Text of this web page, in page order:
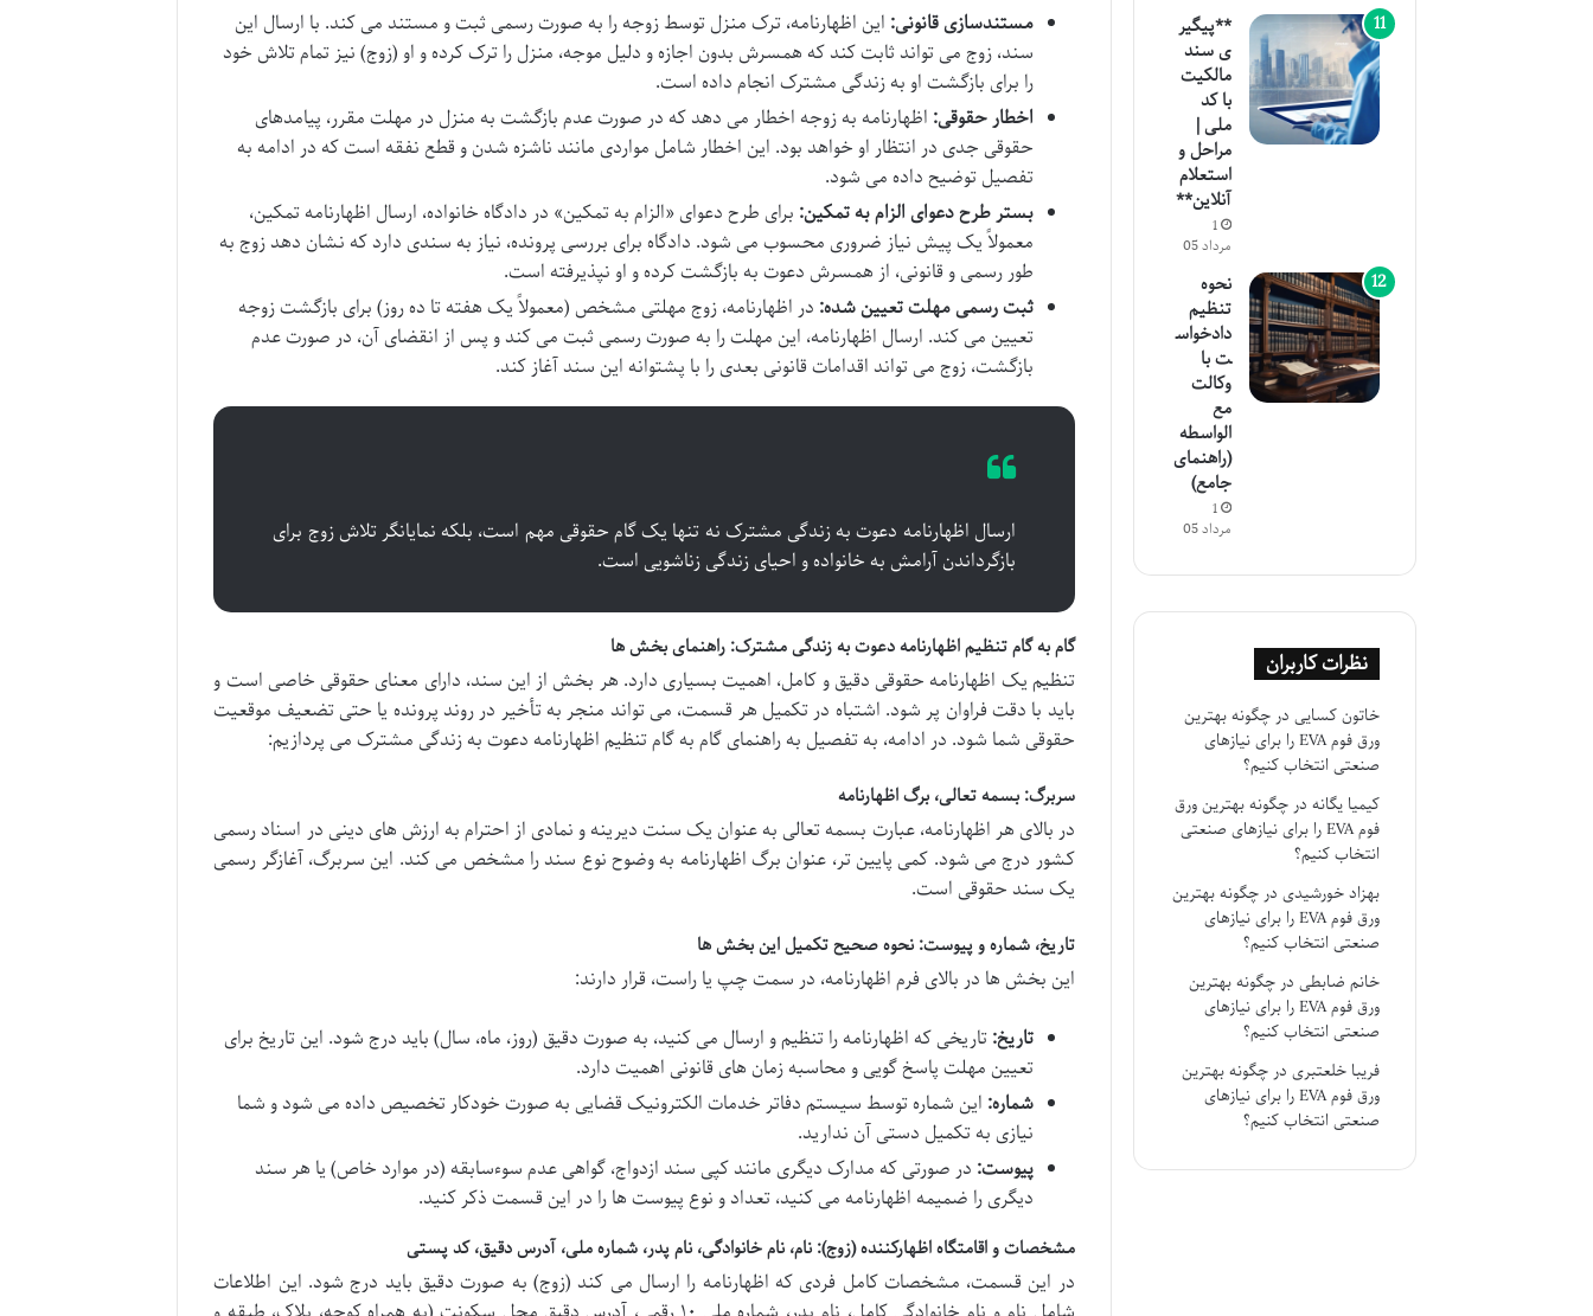
مستندسازی قانونی: این اظهارنامه، ترک منزل توسط زوجه را به صورت رسمی ثبت و مستند می کند. با ارسال این
سند، زوج می تواند ثابت کند که همسرش بدون اجازه و دلیل موجه، منزل را ترک کرده و او (زوج) نیز تمام تلاش خود
را برای بازگشت او به زندگی مشترک انجام داده است.
اخطار حقوقی: اظهارنامه به زوجه اخطار می دهد که در صورت عدم بازگشت به منزل در مهلت مقرر، پیامدهای
حقوقی جدی در انتظار او خواهد بود. این اخطار شامل مواردی مانند ناشزه شدن و قطع نفقه است که در ادامه به
تفصیل توضیح داده می شود.
بستر طرح دعوای الزام به تمکین: برای طرح دعوای «الزام به تمکین» در دادگاه خانواده، ارسال اظهارنامه تمکین،
معمولاً یک پیش نیاز ضروری محسوب می شود. دادگاه برای بررسی پرونده، نیاز به سندی دارد که نشان دهد زوج به
طور رسمی و قانونی، از همسرش دعوت به بازگشت کرده و او نپذیرفته است.
ثبت رسمی مهلت تعیین شده: در اظهارنامه، زوج مهلتی مشخص (معمولاً یک هفته تا ده روز) برای بازگشت زوجه
تعیین می کند. ارسال اظهارنامه، این مهلت را به صورت رسمی ثبت می کند و پس از انقضای آن، در صورت عدم
بازگشت، زوج می تواند اقدامات قانونی بعدی را با پشتوانه این سند آغاز کند.
ارسال اظهارنامه دعوت به زندگی مشترک نه تنها یک گام حقوقی مهم است، بلکه نمایانگر تلاش زوج برای
بازگرداندن آرامش به خانواده و احیای زندگی زناشویی است.
گام به گام تنظیم اظهارنامه دعوت به زندگی مشترک: راهنمای بخش ها
تنظیم یک اظهارنامه حقوقی دقیق و کامل، اهمیت بسیاری دارد. هر بخش از این سند، دارای معنای حقوقی خاصی است و
باید با دقت فراوان پر شود. اشتباه در تکمیل هر قسمت، می تواند منجر به تأخیر در روند پرونده یا حتی تضعیف موقعیت
حقوقی شما شود. در ادامه، به تفصیل به راهنمای گام به گام تنظیم اظهارنامه دعوت به زندگی مشترک می پردازیم:
سربرگ: بسمه تعالی، برگ اظهارنامه
در بالای هر اظهارنامه، عبارت بسمه تعالی به عنوان یک سنت دیرینه و نمادی از احترام به ارزش های دینی در اسناد رسمی
کشور درج می شود. کمی پایین تر، عنوان برگ اظهارنامه به وضوح نوع سند را مشخص می کند. این سربرگ، آغازگر رسمی
یک سند حقوقی است.
تاریخ، شماره و پیوست: نحوه صحیح تکمیل این بخش ها
این بخش ها در بالای فرم اظهارنامه، در سمت چپ یا راست، قرار دارند:
تاریخ:تاریخی که اظهارنامه را تنظیم و ارسال می کنید، به صورت دقیق (روز، ماه، سال) باید درج شود. این تاریخ برای
تعیین مهلت پاسخ گویی و محاسبه زمان های قانونی اهمیت دارد.
شماره: این شماره توسط سیستم دفاتر خدمات الکترونیک قضایی به صورت خودکار تخصیص داده می شود و شما
نیازی به تکمیل دستی آن ندارید.
پیوست: در صورتی که مدارک دیگری مانند کپی سند ازدواج، گواهی عدم سوءسابقه (در موارد خاص) یا هر سند
دیگری را ضمیمه اظهارنامه می کنید، تعداد و نوع پیوست ها را در این قسمت ذکر کنید.
مشخصات و اقامتگاه اظهارکننده (زوج): نام، نام خانوادگی، نام پدر، شماره ملی، آدرس دقیق، کد پستی
در این قسمت، مشخصات کامل فردی که اظهارنامه را ارسال می کند (زوج) به صورت دقیق باید درج شود. این اطلاعات
**پیگیر
ی سند
مالکیت
با کد
ملی |
مراحل و
استعلام
آنلاین**
1
مرداد 05
نحوه
تنظیم
دادخواس
ت با
وکالت
مع
الواسطه
(راهنمای
جامع)
1
مرداد 05
نظرات کاربران
خاتون کسایی درچگونه بهترین
ورق فوم EVA را برای نیازهای
صنعتی انتخاب کنیم؟
کیمیا یگانه درچگونه بهترین ورق
فوم EVA را برای نیازهای صنعتی
انتخاب کنیم؟
بهزاد خورشیدی درچگونه بهترین
ورق فوم EVA را برای نیازهای
صنعتی انتخاب کنیم؟
خانم ضابطی درچگونه بهترین
ورق فوم EVA را برای نیازهای
صنعتی انتخاب کنیم؟
فریبا خلعتبری درچگونه بهترین
ورق فوم EVA را برای نیازهای
صنعتی انتخاب کنیم؟